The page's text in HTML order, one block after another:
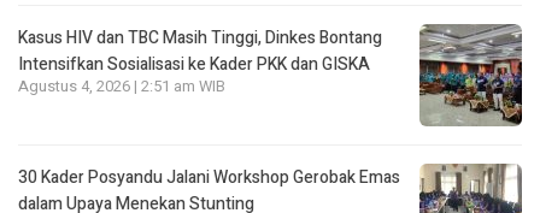
Kasus HIV dan TBC Masih Tinggi, Dinkes Bontang
Intensifkan Sosialisasi ke Kader PKK dan GISKA
Agustus 4, 2026 | 2:51 am WIB
30 Kader Posyandu Jalani Workshop Gerobak Emas
dalam Upaya Menekan Stunting